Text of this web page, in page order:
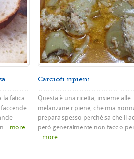
la fatica
...more
Carciofi ripieni
Questa è una ricetta, insieme alle
melanzane ripiene, che mia
prepara spesso perché sa che li
però generalmente non faccio
...more